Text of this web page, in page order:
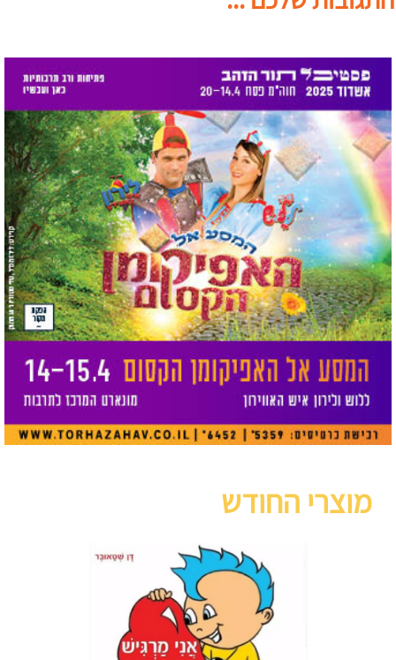
מוצרי החודש